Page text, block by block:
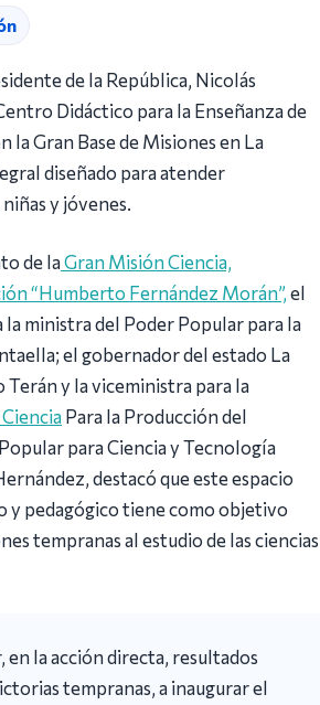
de la República, Nicolás
Didáctico para la Enseñanza de
la Gran Base de Misiones en La
diseñado para atender
y jóvenes.
de laGran Misión Ciencia,
“Humberto Fernández Morán”, el
la ministra del Poder Popular para la
el gobernador del estado La
Terán y la viceministra para la
Para la Producción del
para Ciencia y Tecnología
destacó que este espacio
y pedagógico tiene como objetivo
tempranas al estudio de las ciencias
en la acción directa, resultados
tempranas, a inaugurar el